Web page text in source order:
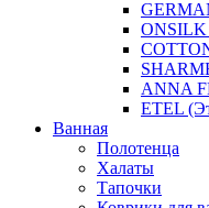
ONSILK
ANNA
ETEL
Ванная
Полотенца
Халаты
Тапочки